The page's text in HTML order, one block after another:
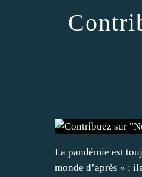
La pandémie est
monde d’après » ;